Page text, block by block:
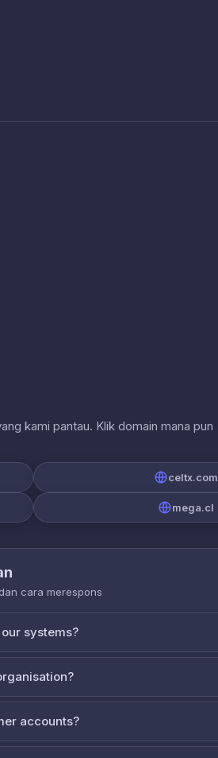
kami pantau. Klik domain mana pun
celtx.com
mega.cl
cara merespons
systems?
accounts?